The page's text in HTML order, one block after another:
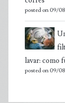
posted on 09/
lavar: como
posted on 09/